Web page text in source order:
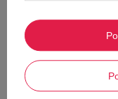
Design:
Subtelne
Trwałość:Wykonana z
długowieczność
Łatwość pielęgnacji: